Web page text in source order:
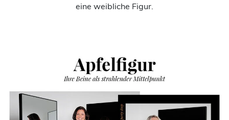
eine weibliche Figur.